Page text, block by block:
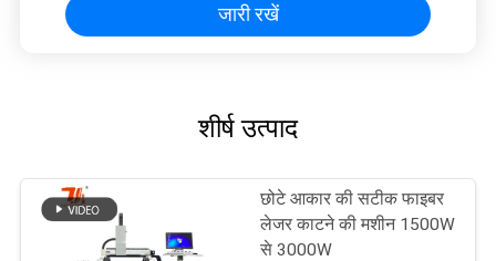
जारी रखें
शीर्ष उत्पाद
छोटे आकार की सटीक फाइबर
लेजर काटने की मशीन 1500W
से 3000W